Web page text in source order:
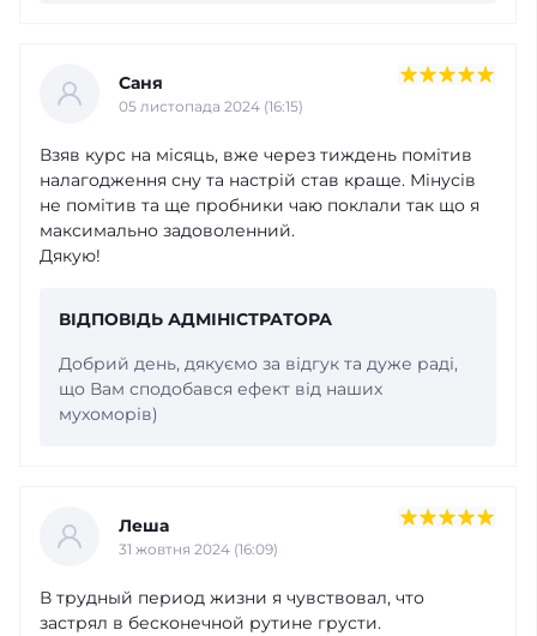
Саня
05 листопада 2024 (16:15)
Взяв курс на місяць, вже через тиждень помітив
налагодження сну та настрій став краще. Мінусів
не помітив та ще пробники чаю поклали так що я
максимально задоволенний.
Дякую!
ВІДПОВІДЬ АДМІНІСТРАТОРА
Добрий день, дякуємо за відгук та дуже раді,
що Вам сподобався ефект від наших
мухоморів)
Леша
31 жовтня 2024 (16:09)
В трудный период жизни я чувствовал, что
застрял в бесконечной рутине грусти.